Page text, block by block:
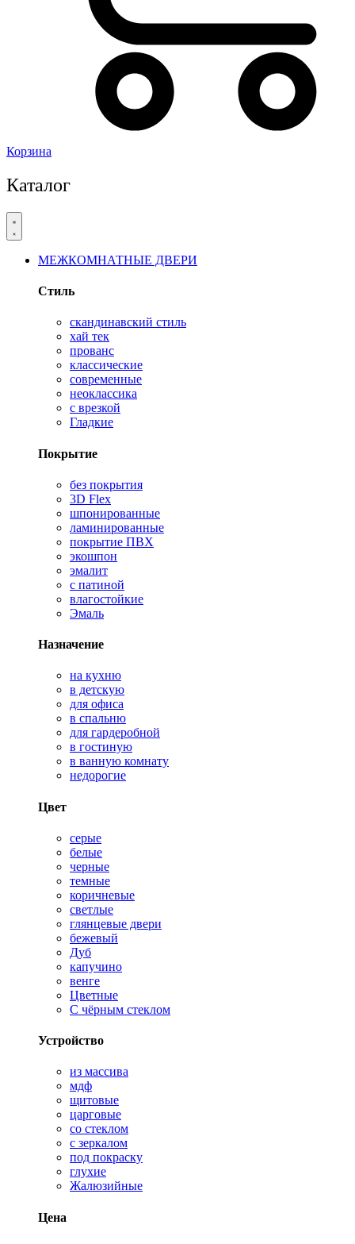
Корзина
Каталог
МЕЖКОМНАТНЫЕ ДВЕРИ
Стиль
скандинавский стиль
хай тек
прованс
классические
современные
неоклассика
с врезкой
Гладкие
Покрытие
без покрытия
3D Flex
шпонированные
ламинированные
покрытие ПВХ
экошпон
эмалит
с патиной
влагостойкие
Эмаль
Назначение
на кухню
в детскую
для офиса
в спальню
для гардеробной
в гостиную
в ванную комнату
недорогие
Цвет
серые
белые
черные
темные
коричневые
светлые
глянцевые двери
бежевый
Дуб
капучино
венге
Цветные
С чёрным стеклом
Устройство
из массива
мдф
щитовые
царговые
со стеклом
с зеркалом
под покраску
глухие
Жалюзийные
Цена